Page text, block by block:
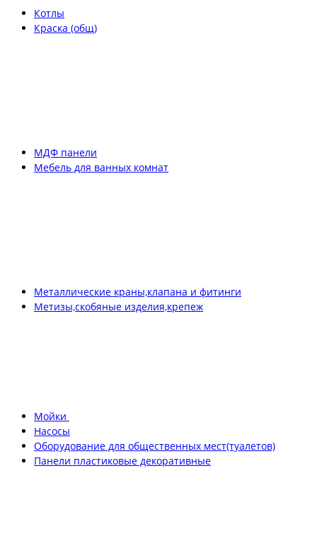
Котлы
Краска (общ)
МДФ панели
Мебель для ванных комнат
Металлические краны,клапана и фитинги
Метизы,скобяные изделия,крепеж
Мойки
Насосы
Оборудование для общественных мест(туалетов)
Панели пластиковые декоративные